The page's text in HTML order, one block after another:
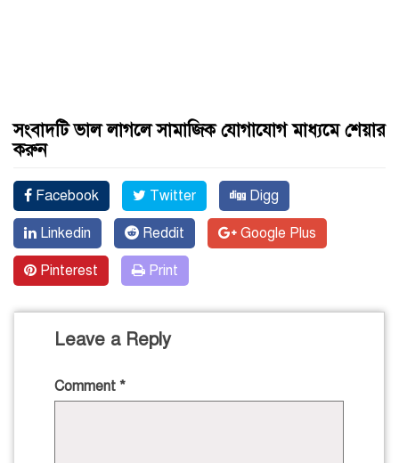
সংবাদটি ভাল লাগলে সামাজিক যোগাযোগ মাধ্যমে শেয়ার
করুন
Facebook Twitter Digg
Linkedin Reddit Google Plus
Pinterest Print
Leave a Reply
Comment *